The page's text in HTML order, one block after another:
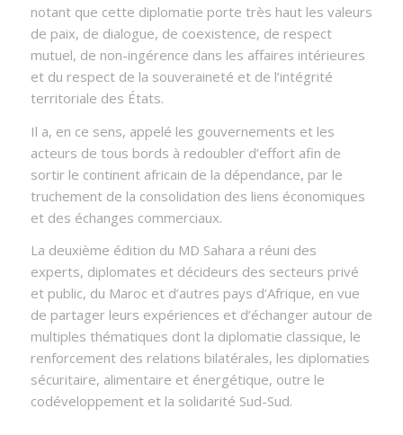
notant que cette diplomatie porte très haut les valeurs
de paix, de dialogue, de coexistence, de respect
mutuel, de non-ingérence dans les affaires intérieures
et du respect de la souveraineté et de l’intégrité
territoriale des États.
Il a, en ce sens, appelé les gouvernements et les
acteurs de tous bords à redoubler d’effort afin de
sortir le continent africain de la dépendance, par le
truchement de la consolidation des liens économiques
et des échanges commerciaux.
La deuxième édition du MD Sahara a réuni des
experts, diplomates et décideurs des secteurs privé
et public, du Maroc et d’autres pays d’Afrique, en vue
de partager leurs expériences et d’échanger autour de
multiples thématiques dont la diplomatie classique, le
renforcement des relations bilatérales, les diplomaties
sécuritaire, alimentaire et énergétique, outre le
codéveloppement et la solidarité Sud-Sud.